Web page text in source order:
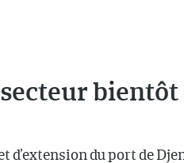
d’extension du port de